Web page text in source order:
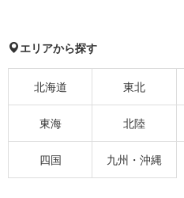
エリアから探す
北海道 東北
東海 北陸
四国 九州・沖縄